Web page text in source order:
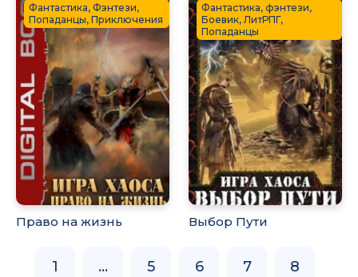
Фантастика, Фэнтези,
Попаданцы, Приключения
Право на жизнь
Фантастика, фэнтези,
Боевик, ЛитРПГ,
Попаданцы
Выбор Пути
1 ... 5 6 7 8